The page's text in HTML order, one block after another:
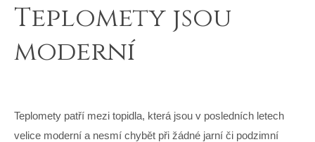
Teplomety jsou
moderní
Teplomety patří mezi topidla, která jsou v posledních letech
velice moderní a nesmí chybět při žádné jarní či podzimní